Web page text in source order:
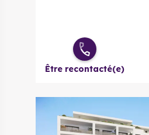
Être recontacté(e)